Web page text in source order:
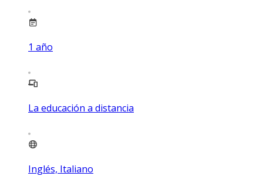
1 año
La educación a distancia
Inglés, Italiano